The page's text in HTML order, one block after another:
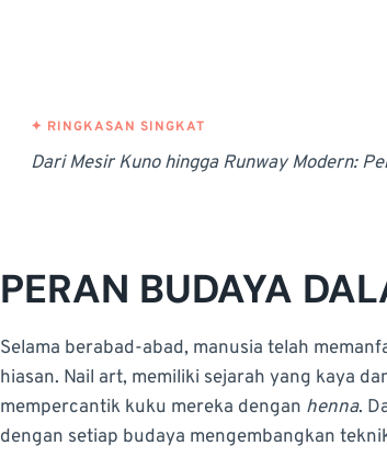
Dari Mesir Kuno hingga Runway Modern:
PERAN BUDAYA
Selama berabad-abad, manusia telah
hiasan. Nail art, memiliki sejarah yang kaya
mempercantik kuku mereka dengan henna.
dengan setiap budaya mengembangkan